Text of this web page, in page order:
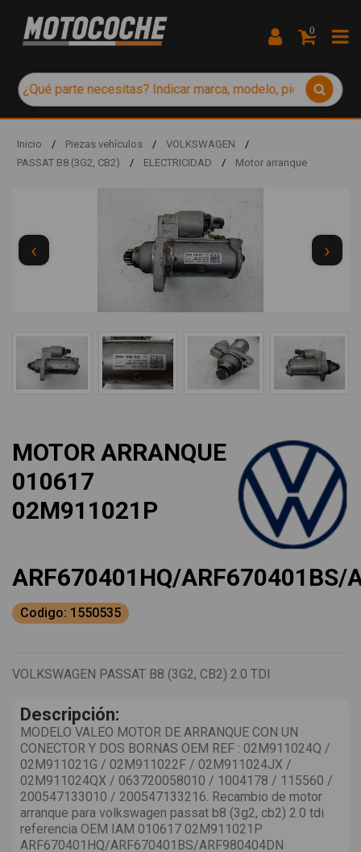
0
Inicio / Piezas vehículos / VOLKSWAGEN
/
PASSAT B8 (3G2, CB2)
/ ELECTRICIDAD / Motor arranque
‹ ›
MOTOR ARRANQUE
010617
02M911021P
ARF670401HQ/ARF670401BS/
Codigo: 1550535
VOLKSWAGEN PASSAT B8 (3G2, CB2) 2.0 TDI
Descripción:
MODELO VALEO MOTOR DE ARRANQUE CON UN
CONECTOR Y DOS BORNAS OEM REF : 02M911024Q /
02M911021G / 02M911022F / 02M911024JX /
02M911024QX / 063720058010 / 1004178 / 115560 /
200547133010 / 200547133216. Recambio de motor
arranque para volkswagen passat b8 (3g2, cb2) 2.0 tdi
referencia OEM IAM 010617 02M911021P
ARF670401HQ/ARF670401BS/ARF980404DN